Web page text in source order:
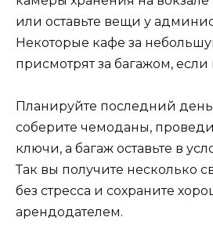
или оставьте вещи у
Некоторые кафе за
присмотрят за багажом, если
Планируйте последний день
соберите чемоданы,
ключи, а багаж оставьте в
Так вы получите несколько
без стресса и сохраните
арендодателем.